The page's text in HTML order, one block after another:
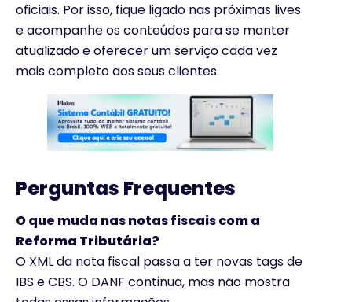
oficiais. Por isso, fique ligado nas próximas lives
e acompanhe os conteúdos para se manter
atualizado e oferecer um serviço cada vez
mais completo aos seus clientes.
Perguntas Frequentes
O que muda nas notas fiscais com a
Reforma Tributária?
O XML da nota fiscal passa a ter novas tags de
IBS e CBS. O DANF continua, mas não mostra